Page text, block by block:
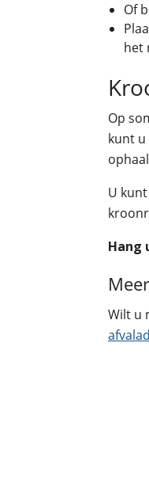
Of
het
Op
kunt u
U
Hang
Wilt u